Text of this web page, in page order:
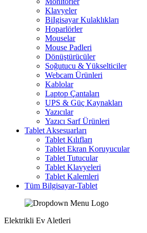
Klavyeler
BiIgisayar Kulaklıkları
Hoparlörler
Mouselar
Mouse Padleri
Dönüştürücüler
Soğutucu & Yükselticiler
Webcam Ürünleri
Kablolar
Laptop Çantaları
UPS & Güç Kaynakları
Yazıcılar
Yazıcı Sarf Ürünleri
Tablet Aksesuarları
Tablet Kılıfları
Tablet Ekran Koruyucular
Tablet Tutucular
Tablet Klavyeleri
Tablet Kalemleri
Tüm Bilgisayar-Tablet
Elektrikli Ev Aletleri